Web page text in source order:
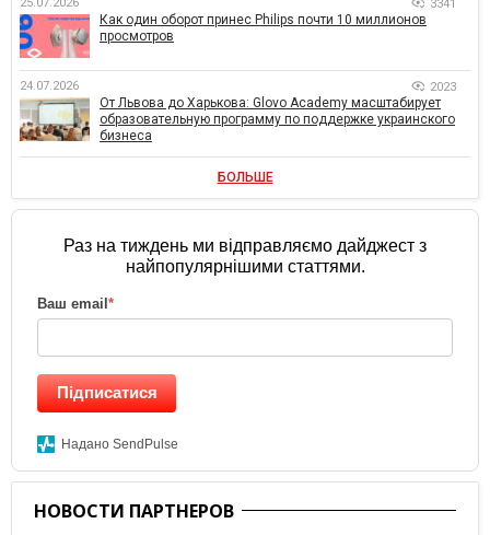
25.07.2026 3341
Как один оборот принес Philips почти 10 миллионов
просмотров
24.07.2026 2023
От Львова до Харькова: Glovo Academy масштабирует
образовательную программу по поддержке украинского
бизнеса
БОЛЬШЕ
Раз на тиждень ми відправляємо дайджест з
найпопулярнішими статтями.
Ваш email *
Підписатися
Надано SendPulse
НОВОСТИ ПАРТНЕРОВ